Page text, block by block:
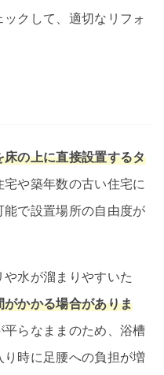
クして、適切なリフォ
床の上に直接設置するタ
や築年数の古い住宅に
で設置場所の自由度が
水が溜まりやすいた
かかる場合がありま
らなままのため、浴槽
時に足腰への負担が増